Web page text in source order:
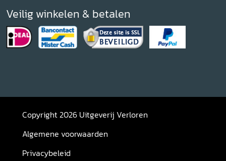
Veilig winkelen & betalen
Copyright 2026 Uitgeverij Verloren
Algemene voorwaarden
Privacybeleid